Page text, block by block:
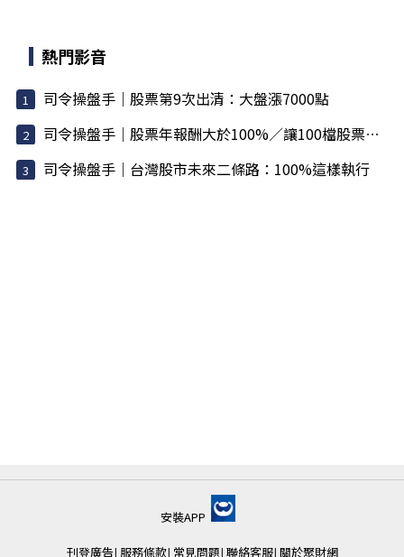
熱門影音
司令操盤手｜股票第9次出清：大盤漲7000點
司令操盤手｜股票年報酬大於100%／讓100檔股票不用錢
司令操盤手｜台灣股市未來二條路：100%這樣執行
安裝APP
刊登廣告| 服務條款| 常見問題| 聯絡客服| 關於聚財網